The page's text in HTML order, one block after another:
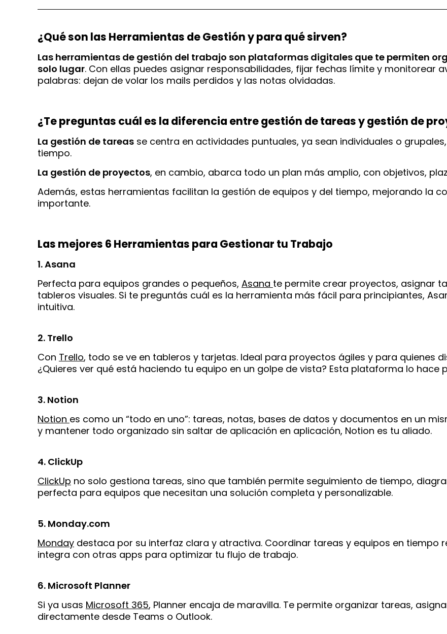
¿Qué son las Herramientas de Gestión y para qué sirven?
Las herramientas de gestión del trabajo son plataformas digitales que te permiten
solo lugar. Con ellas puedes asignar responsabilidades, fijar fechas límite y monitorear
palabras: dejan de volar los mails perdidos y las notas olvidadas.
¿Te preguntas cuál es la diferencia entre gestión de tareas y gestión de
La gestión de tareasse centra en actividades puntuales, ya sean individuales o
tiempo.
La gestión de proyectos, en cambio, abarca todo un plan más amplio, con objetivos,
Además, estas herramientas facilitan la gestión de equipos y del tiempo, mejorando la
importante.
Las mejores 6 Herramientas para Gestionar tu Trabajo
1. Asana
Perfecta para equipos grandes o pequeños, Asana te permite crear proyectos, asignar
tableros visuales. Si te preguntás cuál es la herramienta más fácil para principiantes,
intuitiva.
2. Trello
Con Trello, todo se ve en tableros y tarjetas. Ideal para proyectos ágiles y para quienes
¿Quieres ver qué está haciendo tu equipo en un golpe de vista? Esta plataforma lo hace
3. Notion
Notion es como un “todo en uno”: tareas, notas, bases de datos y documentos en un
y mantener todo organizado sin saltar de aplicación en aplicación, Notion es tu aliado.
4. ClickUp
ClickUp no solo gestiona tareas, sino que también permite seguimiento de tiempo,
perfecta para equipos que necesitan una solución completa y personalizable.
5. Monday.com
Mondaydestaca por su interfaz clara y atractiva. Coordinar tareas y equipos en tiempo
integra con otras apps para optimizar tu flujo de trabajo.
6. Microsoft Planner
Si ya usas Microsoft 365, Planner encaja de maravilla. Te permite organizar tareas,
directamente desde Teams o Outlook.